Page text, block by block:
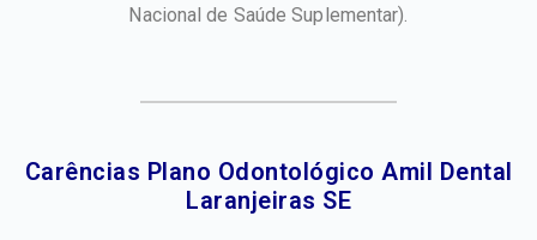
Nacional de Saúde Suplementar).
Carências Plano Odontológico Amil Dental
Laranjeiras SE​